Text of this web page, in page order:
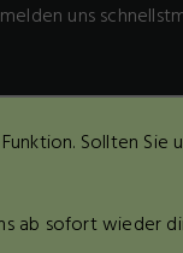
uns
Sollten
ab sofort wieder